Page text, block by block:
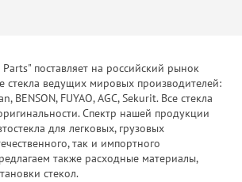
поставляет на российский рынок
стекла ведущих мировых производителей:
BENSON, FUYAO, AGC, Sekurit. Все стекла
Спектр нашей продукции
для легковых, грузовых
так и импортного
также расходные материалы,
стекол.